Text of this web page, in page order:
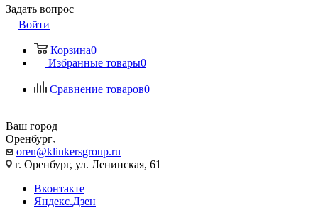
Задать вопрос
Войти
Корзина0
Избранные товары0
Сравнение товаров0
Ваш город
Оренбург
oren@klinkersgroup.ru
г. Оренбург, ул. Ленинская, 61
Вконтакте
Яндекс.Дзен